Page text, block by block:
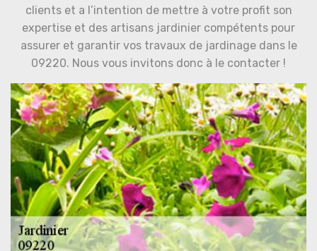
clients et a l’intention de mettre à votre profit son
expertise et des artisans jardinier compétents pour
assurer et garantir vos travaux de jardinage dans le
09220. Nous vous invitons donc à le contacter !